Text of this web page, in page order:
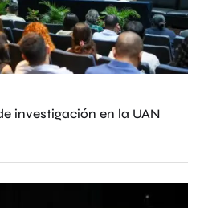
investigación en la UAN